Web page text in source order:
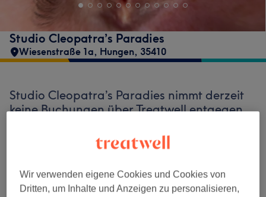
Studio Cleopatra’s Paradies
Wiesenstraße 1a, Hungen, 35410
Studio Cleopatra’s Paradies nimmt derzeit
keine Buchungen über Treatwell entgegen.
verfügbare Salons in Ihrer Nähe zu
Dort warten viele erstklassige Profis
Wir verwenden eigene Cookies und Cookies von
Dritten, um Inhalte und Anzeigen zu personalisieren,